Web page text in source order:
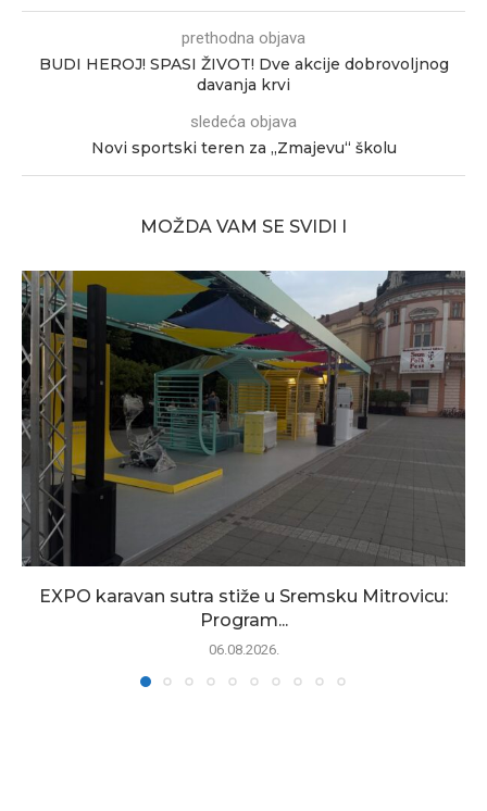
prethodna objava
BUDI HEROJ! SPASI ŽIVOT! Dve akcije dobrovoljnog
davanja krvi
sledeća objava
Novi sportski teren za „Zmajevu“ školu
MOŽDA VAM SE SVIDI I
EXPO karavan sutra stiže u Sremsku Mitrovicu:
Program...
06.08.2026.